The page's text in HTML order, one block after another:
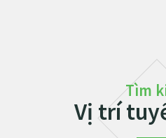
Tìm
Vị trí